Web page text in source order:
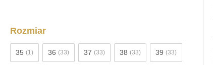
Rozmiar
35 (1) 36 (33) 37 (33) 38 (33) 39 (33)